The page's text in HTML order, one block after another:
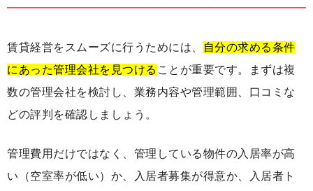
賃貸経営をスムーズに行うためには、
自分の求める条件
にあった管理会社を見つける ことが重要です。まずは複
数の管理会社を検討し、業務内容や管理範囲、口コミな
どの評判を確認しましょう。
管理費用だけではなく、管理している物件の入居率が高
い（空室率が低い）か、入居者募集が得意か、入居者ト